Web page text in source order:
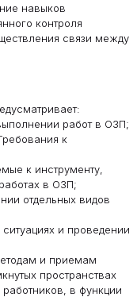
навыков
контроля
связи между
работ в ОЗП;
к
к инструменту,
в ОЗП;
отдельных видов
и проведении
и приемам
пространствах
в функции